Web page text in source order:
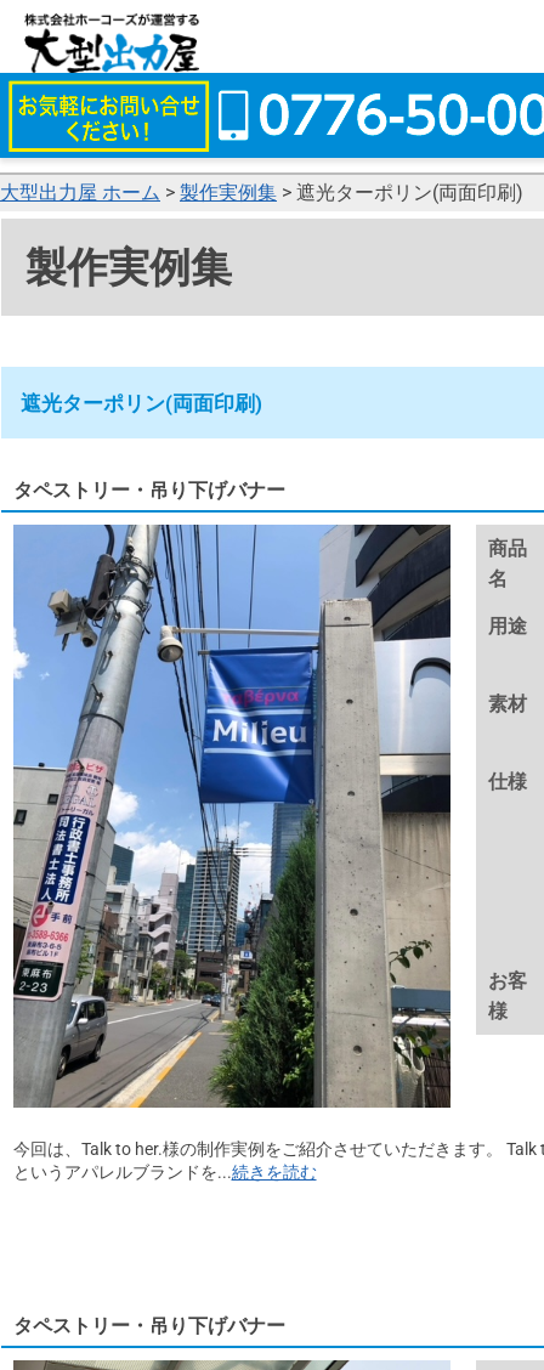
大型出力屋 ホーム > 製作実例集 > 遮光ターポリン(両面印刷)
製作実例集
遮光ターポリン(両面印刷)
タペストリー・吊り下げバナー
商品
名
用途
素材
仕様
お客
様
今回は、Talk to her.様の制作実例をご紹介させていただきます。
というアパレルブランドを...続きを読む
タペストリー・吊り下げバナー